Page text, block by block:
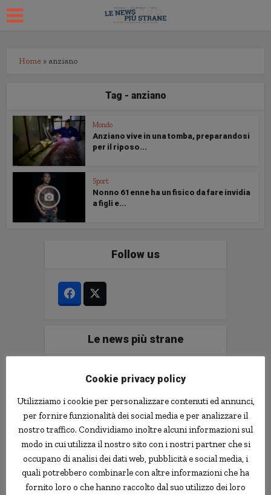
Home » anziano
Tag - anziano
Mondo
Anziano vive in una tomba, preparandosi
per il riposo...
Sport
Nonno 61enne ha un fisico da fare invidia
a figli e...
Follow us
Le news più strane
vi racconta le notizie più incredibili, strane,
curiose e divertenti: fatti imbarazzanti,
ladri imbranati, prodotti assurdi, ricerche
Informativa Privacy
Contatti
Cookie privacy policy
Utilizziamo i cookie per personalizzare contenuti ed annunci,
per fornire funzionalità dei social media e per analizzare il
nostro traffico. Condividiamo inoltre alcuni informazioni sul
modo in cui utilizza il nostro sito con i nostri partner che si
occupano di analisi dei dati web, pubblicità e social media, i
quali potrebbero combinarle con altre informazioni che ha
fornito loro o che hanno raccolto dal suo utilizzo dei loro